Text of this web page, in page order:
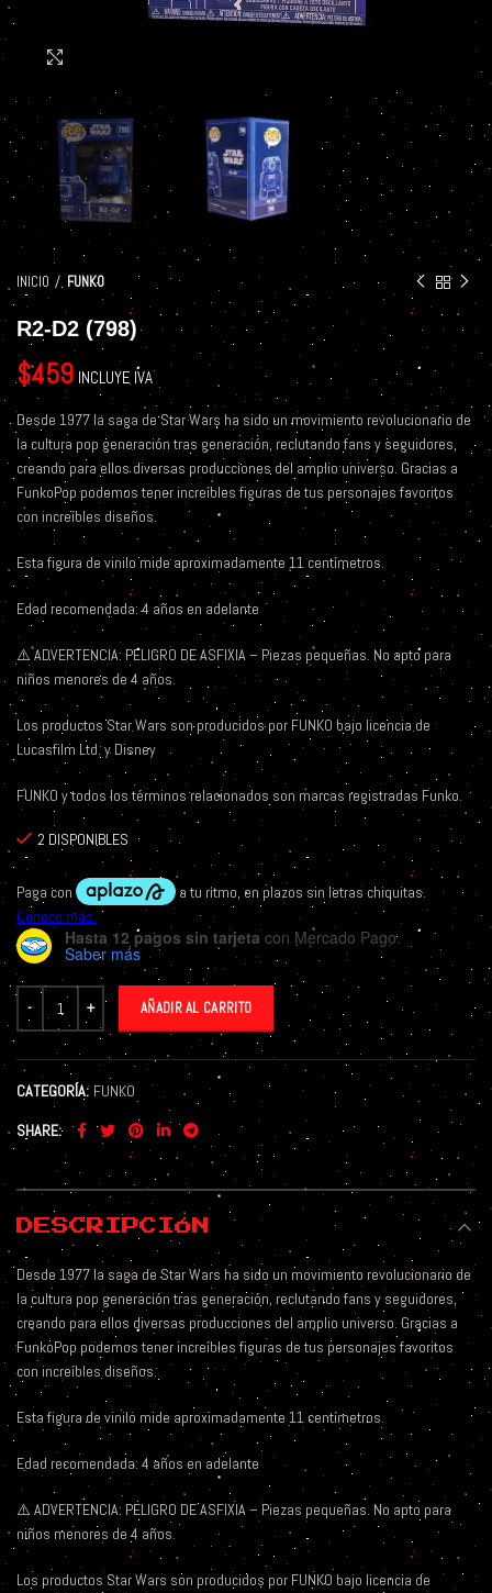
INICIO FUNKO
R2-D2 (798)
$459 INCLUYE IVA
Desde 1977 la saga de Star Wars ha sido un movimiento revolucionario de
la cultura pop generación tras generación, reclutando fans y seguidores,
creando para ellos diversas producciones del amplio universo. Gracias a
FunkoPop podemos tener increíbles figuras de tus personajes favoritos
con increíbles diseños.
Esta figura de vinilo mide aproximadamente 11 centímetros.
Edad recomendada: 4 años en adelante
⚠️ADVERTENCIA: PELIGRO DE ASFIXIA – Piezas pequeñas. No apto para
niños menores de 4 años.
Los productos Star Wars son producidos por FUNKO bajo licencia de
Lucasfilm Ltd. y Disney
FUNKO y todos los términos relacionados son marcas registradas Funko.
2 DISPONIBLES
Hasta 12 pagos sin tarjetacon Mercado Pago.
Saber más
AÑADIR AL CARRITO
CATEGORÍA: FUNKO
SHARE
DESCRIPCIÓN
Desde 1977 la saga de Star Wars ha sido un movimiento revolucionario de
la cultura pop generación tras generación, reclutando fans y seguidores,
creando para ellos diversas producciones del amplio universo. Gracias a
FunkoPop podemos tener increíbles figuras de tus personajes favoritos
con increíbles diseños.
Esta figura de vinilo mide aproximadamente 11 centímetros.
Edad recomendada: 4 años en adelante
⚠️ ADVERTENCIA: PELIGRO DE ASFIXIA – Piezas pequeñas. No apto para
niños menores de 4 años.
Los productos Star Wars son producidos por FUNKO bajo licencia de